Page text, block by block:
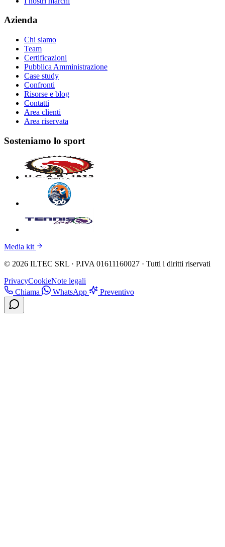
Azienda
Chi siamo
Team
Certificazioni
Pubblica Amministrazione
Case study
Confronti
Risorse e blog
Contatti
Area clienti
Area riservata
Sosteniamo lo sport
Media kit
© 2026 ILTEC SRL · P.IVA 01611160027 · Tutti i diritti riservati
PrivacyCookieNote legali
Chiama
WhatsApp Preventivo